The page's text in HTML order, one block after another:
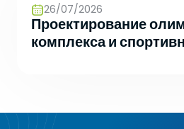
26/07/2026
Проектирование
комплекса и